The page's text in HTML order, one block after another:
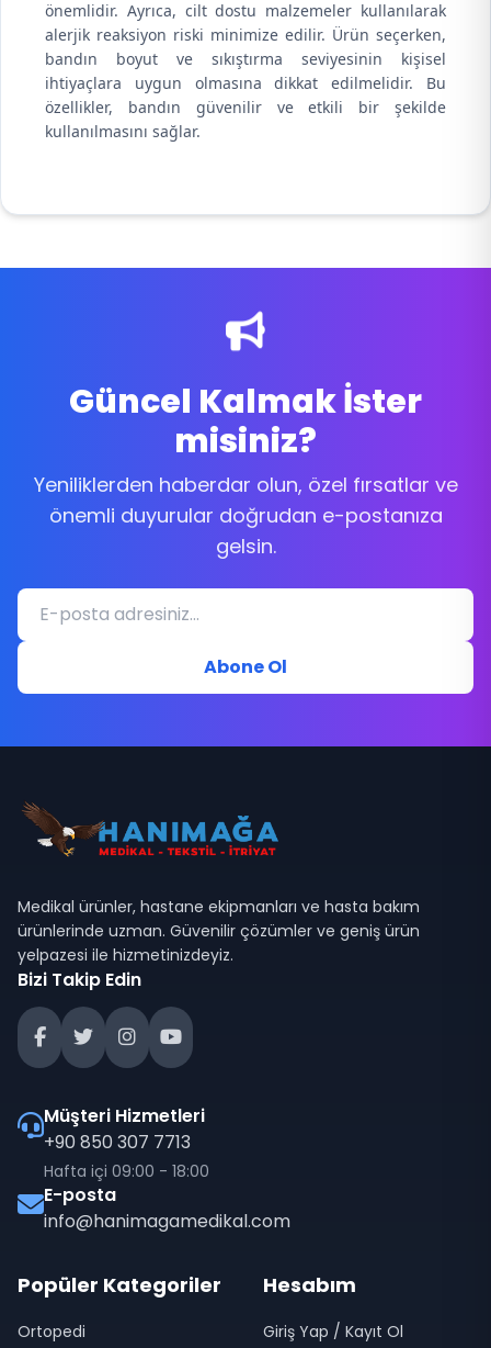
önemlidir. Ayrıca, cilt dostu malzemeler kullanılarak
alerjik reaksiyon riski minimize edilir. Ürün seçerken,
bandın boyut ve sıkıştırma seviyesinin kişisel
ihtiyaçlara uygun olmasına dikkat edilmelidir. Bu
özellikler, bandın güvenilir ve etkili bir şekilde
kullanılmasını sağlar.
Güncel Kalmak İster
misiniz?
Yeniliklerden haberdar olun, özel fırsatlar ve
önemli duyurular doğrudan e-postanıza
gelsin.
Abone Ol
Medikal ürünler, hastane ekipmanları ve hasta bakım
ürünlerinde uzman. Güvenilir çözümler ve geniş ürün
yelpazesi ile hizmetinizdeyiz.
Bizi Takip Edin
Müşteri Hizmetleri
+90 850 307 7713
Hafta içi 09:00 - 18:00
E-posta
info@hanimagamedikal.com
Popüler Kategoriler
Ortopedi
Hesabım
Giriş Yap / Kayıt Ol